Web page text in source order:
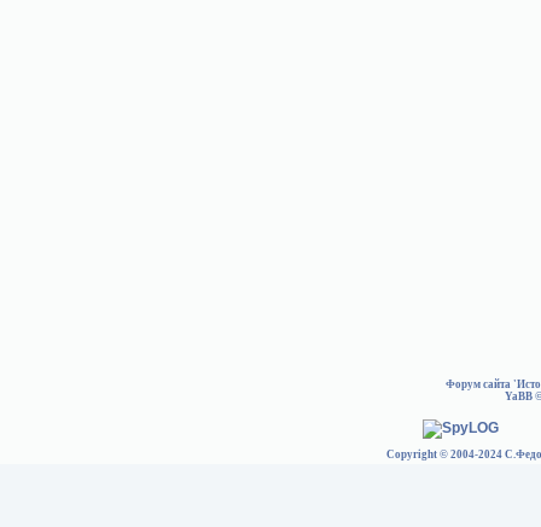
Форум сайта
YaBB
Copyright © 2004-2024